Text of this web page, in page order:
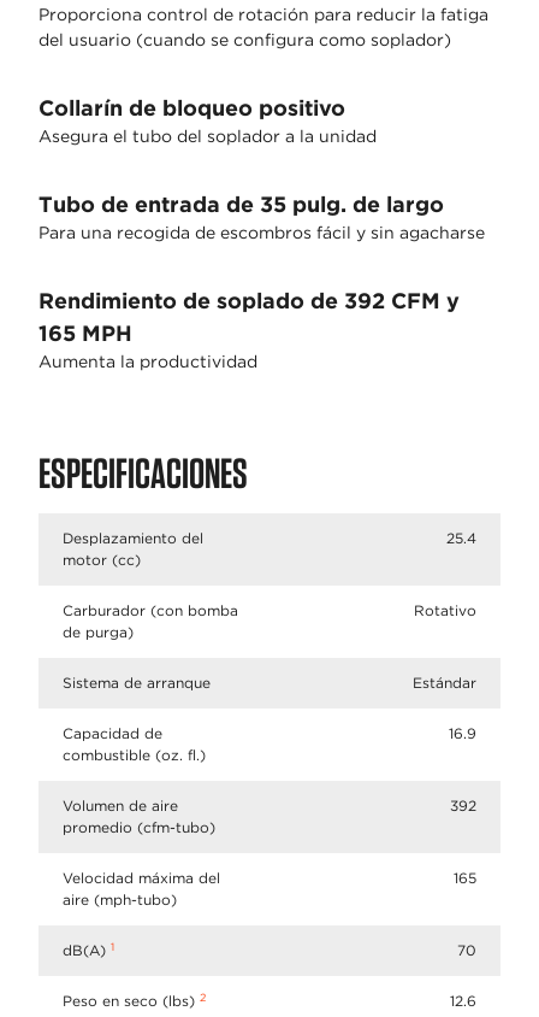
Proporciona control de rotación para reducir la fatiga
del usuario (cuando se configura como soplador)
Collarín de bloqueo positivo
Asegura el tubo del soplador a la unidad
Tubo de entrada de 35 pulg. de largo
Para una recogida de escombros fácil y sin agacharse
Rendimiento de soplado de 392 CFM y
165 MPH
Aumenta la productividad
ESPECIFICACIONES
Desplazamiento del
motor (cc)
25.4
Carburador (con bomba
de purga)
Rotativo
Sistema de arranque Estándar
Capacidad de
combustible (oz. fl.)
16.9
Volumen de aire
promedio (cfm-tubo)
392
Velocidad máxima del
aire (mph-tubo)
165
dB(A) 1 70
Peso en seco (lbs) 2 12.6